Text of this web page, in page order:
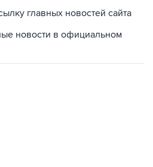
главных новостей сайта
новости в официальном